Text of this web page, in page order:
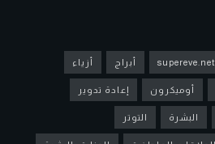
supereve.net أبراج أزياء
أوميكرون إعادة تدوير
البشرة التوتر